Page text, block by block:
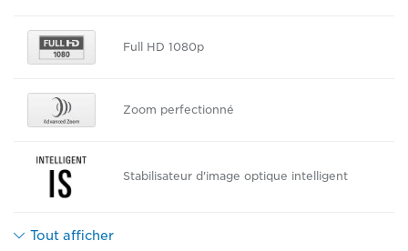
Full HD 1080p
Zoom perfectionné
Stabilisateur d'image optique intelligent
Tout afficher